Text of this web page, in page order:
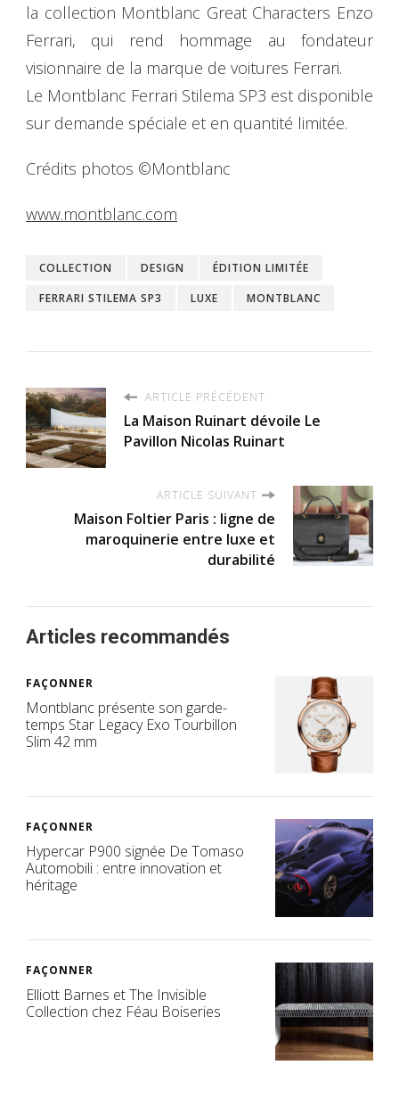
la collection Montblanc Great Characters Enzo
Ferrari, qui rend hommage au fondateur
visionnaire de la marque de voitures Ferrari.
Le Montblanc Ferrari Stilema SP3 est disponible
sur demande spéciale et en quantité limitée.
Crédits photos ©Montblanc
www.montblanc.com
COLLECTION DESIGN
ÉDITION LIMITÉE
FERRARI STILEMA SP3
LUXE MONTBLANC
ARTICLE PRÉCÉDENT
La Maison Ruinart dévoile Le
Pavillon Nicolas Ruinart
ARTICLE SUIVANT
Maison Foltier Paris : ligne de
maroquinerie entre luxe et
durabilité
Articles recommandés
FAÇONNER
Montblanc présente son garde-
temps Star Legacy Exo Tourbillon
Slim 42 mm
FAÇONNER
Hypercar P900 signée De Tomaso
Automobili : entre innovation et
héritage
FAÇONNER
Elliott Barnes et The Invisible
Collection chez Féau Boiseries